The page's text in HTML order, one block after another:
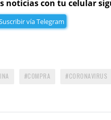
noticias con tu celular
vía Telegram
COMPRA CORONAVIRUS